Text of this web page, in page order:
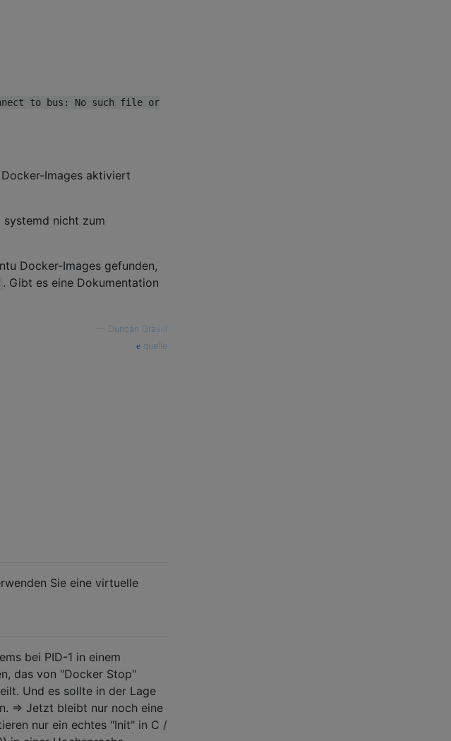
to bus: No such file or
Images aktiviert
nicht zum
Docker-Images gefunden,
. Gibt es eine Dokumentation
Duncan Gravill
quelle
Sie eine virtuelle
bei PID-1 in einem
das von "Docker Stop"
Und es sollte in der Lage
=> Jetzt bleibt nur noch eine
nur ein echtes "Init" in C /